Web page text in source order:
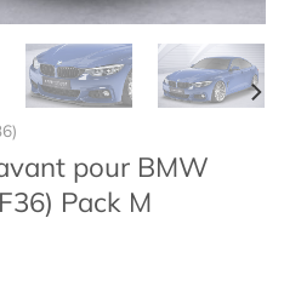
pour BMW
Pack M